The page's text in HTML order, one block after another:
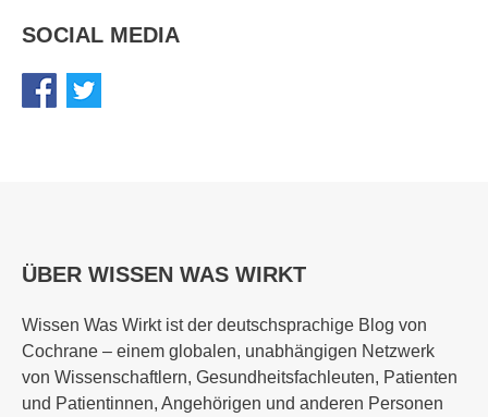
SOCIAL MEDIA
ÜBER WISSEN WAS WIRKT
Wissen Was Wirkt ist der deutschsprachige Blog von
Cochrane – einem globalen, unabhängigen Netzwerk
von Wissenschaftlern, Gesundheitsfachleuten, Patienten
und Patientinnen, Angehörigen und anderen Personen